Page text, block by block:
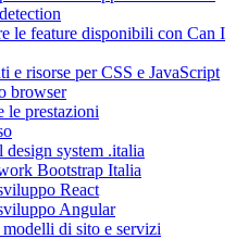
le feature disponibili con Can I
e risorse per CSS e JavaScript
browser
le prestazioni
system .italia
Bootstrap Italia
React
Angular
di sito e servizi